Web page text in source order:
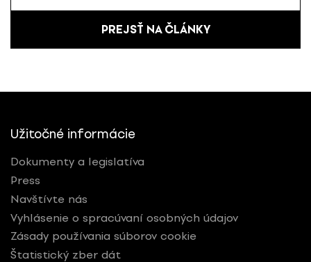
PREJSŤ NA ČLÁNKY
Užitočné informácie
Dokumenty a legislatíva
Press
Navštívte nás
Vyhlásenie o spracúvaní osobných údajov
Zásady používania súborov cookie
Štatistický zber dát